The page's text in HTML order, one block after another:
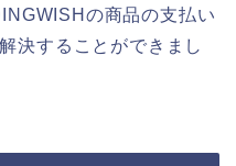
の商品の支払い
決することができまし